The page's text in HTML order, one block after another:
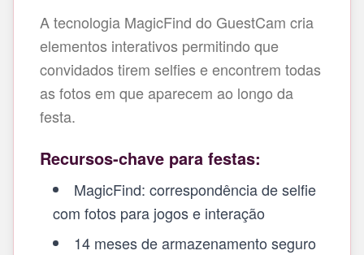
A tecnologia MagicFind do GuestCam cria
elementos interativos permitindo que
convidados tirem selfies e encontrem todas
as fotos em que aparecem ao longo da
festa.
Recursos-chave para festas:
MagicFind: correspondência de selfie
com fotos para jogos e interação
14 meses de armazenamento seguro